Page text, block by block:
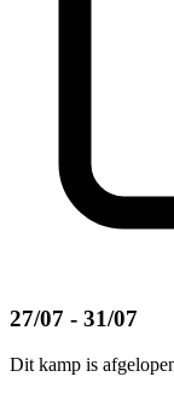
27/07 - 31/07
Dit kamp is